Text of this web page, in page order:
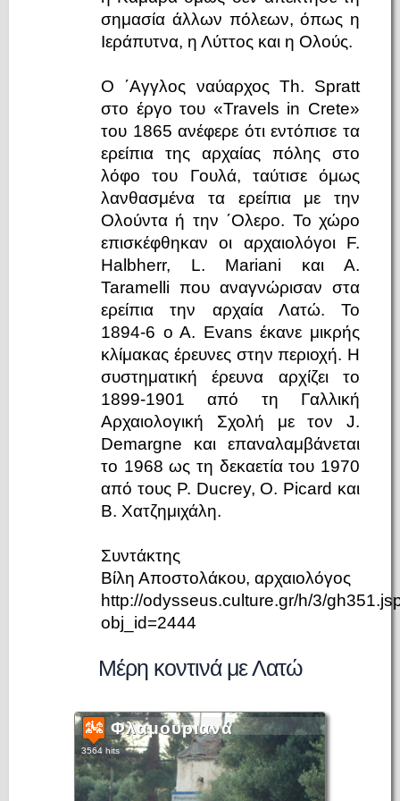
σημασία άλλων πόλεων, όπως η
Ιεράπυτνα, η Λύττος και η Ολούς.
O ΄Αγγλος ναύαρχος Th. Spratt
στο έργο του «Travels in Crete»
του 1865 ανέφερε ότι εντόπισε τα
ερείπια της αρχαίας πόλης στο
λόφο του Γουλά, ταύτισε όμως
λανθασμένα τα ερείπια με την
Ολούντα ή την ΄Ολερο. Το χώρο
επισκέφθηκαν οι αρχαιολόγοι F.
Halbherr, L. Mariani και A.
Taramelli που αναγνώρισαν στα
ερείπια την αρχαία Λατώ. Το
1894-6 ο Α. Evans έκανε μικρής
κλίμακας έρευνες στην περιοχή. Η
συστηματική έρευνα αρχίζει το
1899-1901 από τη Γαλλική
Αρχαιολογική Σχολή με τον J.
Demargne και επαναλαμβάνεται
το 1968 ως τη δεκαετία του 1970
από τους P. Ducrey, O. Picard και
Β. Χατζημιχάλη.
Συντάκτης
Βίλη Αποστολάκου, αρχαιολόγος
http://odysseus.culture.gr/h/3/
obj_id=2444
Μέρη κοντινά με Λατώ
Φλαμουριανά
3564 hits